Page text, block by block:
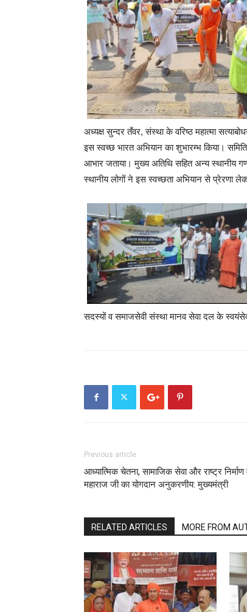
अध्यक्ष सुन्दर तँवर, संस्था के वरिष्ठ महात्मा
इस स्वच्छ भारत अभियान का शुभारम्भ किया।
आभार जताया। मुख्य अतिथि सहित अन्य स्थानीय
स्थानीय लोगों ने इस स्वच्छता अभियान से
सदस्यों व समाजसेवी संस्था मानव सेवा दल के
Previous article
आध्यात्मिक चेतना, सामाजिक सेवा और राष्ट्र
महाराज जी का योगदान अनुकरणीय: मुख्यमंत्री
RELATED ARTICLES MORE FROM